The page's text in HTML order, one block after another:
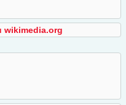
wikimedia.org